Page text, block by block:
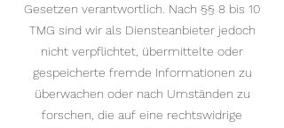
Gesetzen verantwortlich. Nach §§ 8 bis 10
TMG sind wir als Diensteanbieter jedoch
nicht verpflichtet, übermittelte oder
gespeicherte fremde Informationen zu
überwachen oder nach Umständen zu
forschen, die auf eine rechtswidrige